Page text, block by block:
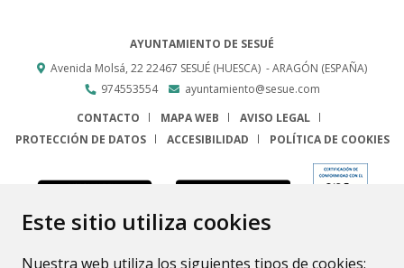
Este sitio utiliza cookies
Nuestra web utiliza los siguientes tipos de cookies:
AYUNTAMIENTO DE SESUÉ
Avenida Molsá, 2222467 SESUÉ (HUESCA) - ARAGÓN (ESPAÑA)
974553554
ayuntamiento@sesue.com
CONTACTO
MAPA WEB
AVISO LEGAL
PROTECCIÓN DE DATOS
ACCESIBILIDAD POLÍTICA DE COOKIES